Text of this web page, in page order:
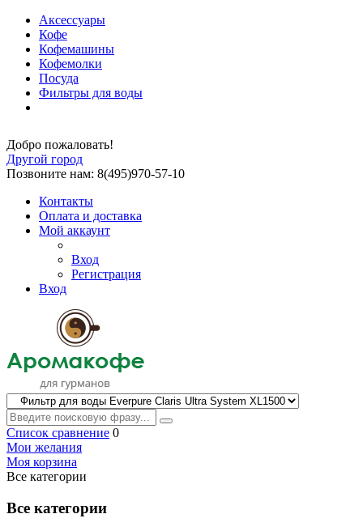
Аксессуары
Кофе
Кофемашины
Кофемолки
Посуда
Фильтры для воды
Добро пожаловать!
Другой город
Позвоните нам: 8(495)970-57-10
Контакты
Оплата и доставка
Мой аккаунт
Вход
Регистрация
Вход
Список сравнение 0
Мои желания
Моя корзина
Все категории
Все категории